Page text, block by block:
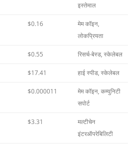
इस्तेमाल
$0.16
मेम कॉइन,
लोकप्रियता
$0.55 रिसर्च-बेस्ड, स्केलेबल
$17.41 हाई स्पीड, स्केलेबल
$0.000011
मेम कॉइन, कम्युनिटी
सपोर्ट
$3.31
मल्टीचेन
इंटरऑपरेबिलिटी